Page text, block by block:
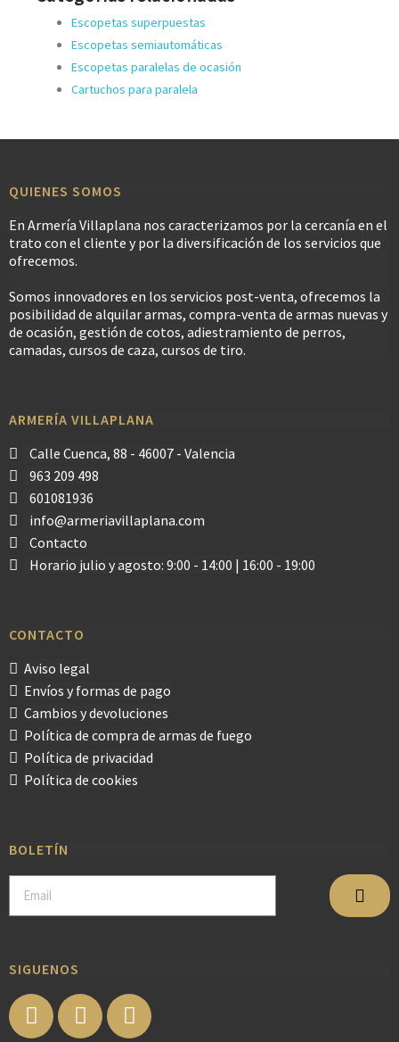
Escopetas superpuestas
Escopetas semiautomáticas
Escopetas paralelas de ocasión
Cartuchos para paralela
QUIENES SOMOS
En Armería Villaplana nos caracterizamos por la cercanía en el
trato con el cliente y por la diversificación de los servicios que
ofrecemos.
Somos innovadores en los servicios post-venta, ofrecemos la
posibilidad de alquilar armas, compra-venta de armas nuevas y
de ocasión, gestión de cotos, adiestramiento de perros,
camadas, cursos de caza, cursos de tiro.
ARMERÍA VILLAPLANA
Calle Cuenca, 88 - 46007 - Valencia
963 209 498
601081936
info@armeriavillaplana.com
Contacto
Horario julio y agosto: 9:00 - 14:00 | 16:00 - 19:00
CONTACTO
Aviso legal
Envíos y formas de pago
Cambios y devoluciones
Política de compra de armas de fuego
Política de privacidad
Política de cookies
BOLETÍN
SIGUENOS